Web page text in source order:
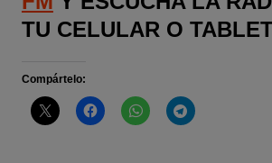
TU CELULAR O
Compártelo: